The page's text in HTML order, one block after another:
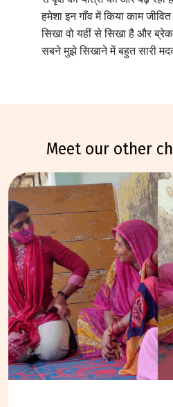
हमेशा इन गाँव में किया काम
सिखा वो यहीं से सिखा है और
सबने मुझे सिखाने में बहुत सारी
meet our other